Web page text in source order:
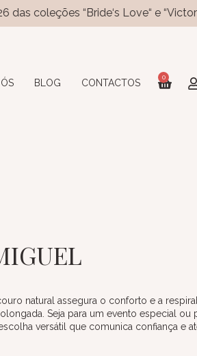
“Bride‘s Love“ e “Victory‘s
BLOG CONTACTOS
0
natural assegura o conforto e a
Seja para um evento especial ou
versátil que comunica confiança e